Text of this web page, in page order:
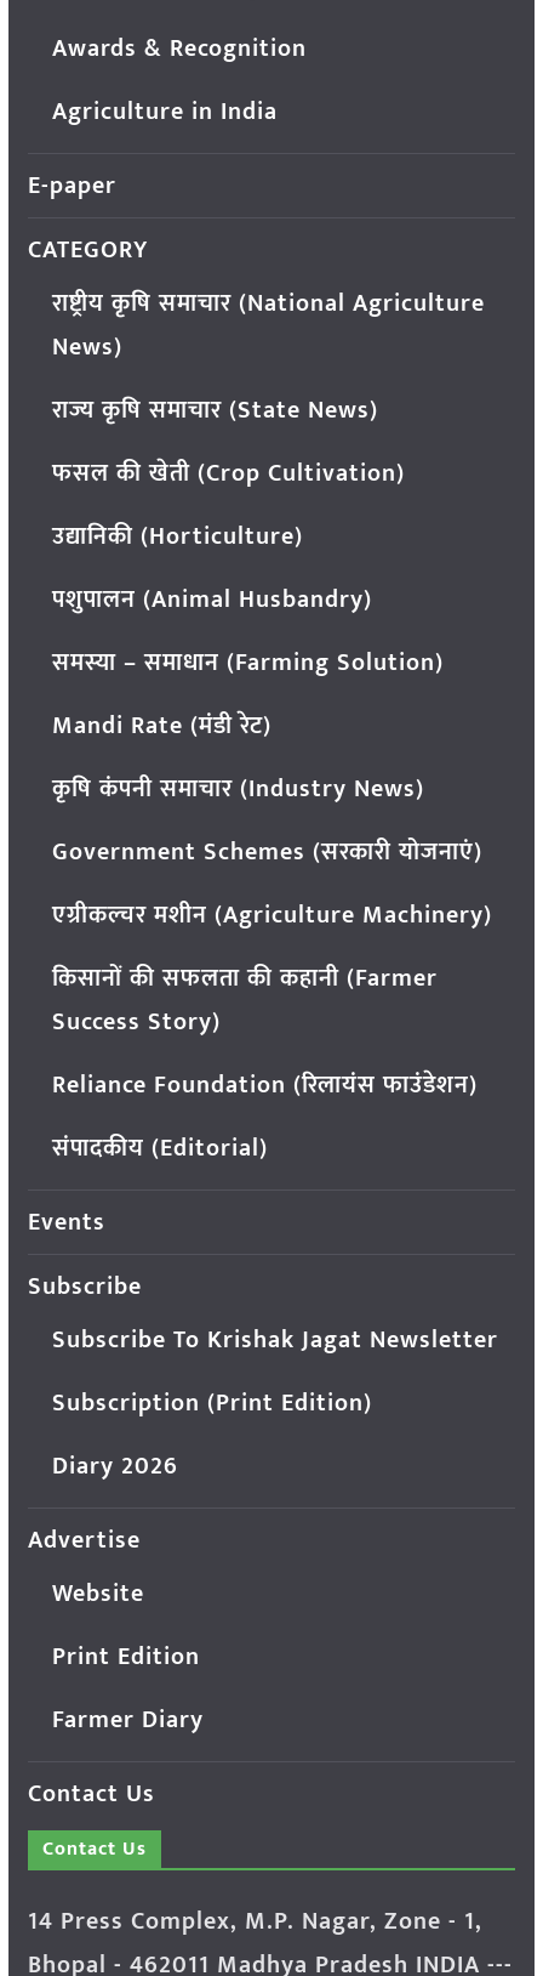
Awards & Recognition
Agriculture in India
E-paper
CATEGORY
राष्ट्रीय कृषि समाचार (National Agriculture
News)
राज्य कृषि समाचार (State News)
फसल की खेती (Crop Cultivation)
उद्यानिकी (Horticulture)
पशुपालन (Animal Husbandry)
समस्या – समाधान (Farming Solution)
Mandi Rate (मंडी रेट)
कृषि कंपनी समाचार (Industry News)
Government Schemes (सरकारी योजनाएं)
एग्रीकल्चर मशीन (Agriculture Machinery)
किसानों की सफलता की कहानी (Farmer
Success Story)
Reliance Foundation (रिलायंस फाउंडेशन)
संपादकीय (Editorial)
Events
Subscribe
Subscribe To Krishak Jagat Newsletter
Subscription (Print Edition)
Diary 2026
Advertise
Website
Print Edition
Farmer Diary
Contact Us
Contact Us
14 Press Complex, M.P. Nagar, Zone - 1,
Bhopal - 462011 Madhya Pradesh INDIA ---